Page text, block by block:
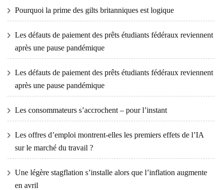
Pourquoi la prime des gilts britanniques est logique
Les défauts de paiement des prêts étudiants fédéraux reviennent
après une pause pandémique
Les défauts de paiement des prêts étudiants fédéraux reviennent
après une pause pandémique
Les consommateurs s’accrochent – ​​pour l’instant
Les offres d’emploi montrent-elles les premiers effets de l’IA
sur le marché du travail ?
Une légère stagflation s’installe alors que l’inflation augmente
en avril